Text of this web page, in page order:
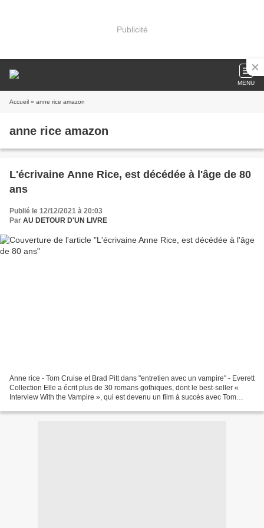
Publicité
MENU
Accueil » anne rice amazon
anne rice amazon
L'écrivaine Anne Rice, est décédée à l'âge de 80
ans
Publié le 12/12/2021 à 20:03
Par AU DETOUR D'UN LIVRE
Anne rice - Tom Cruise et Brad Pitt dans "entretien avec un vampire" - Everett
Collection Elle a écrit plus de 30 romans gothiques, dont le best-seller «
Interview With the Vampire », qui est devenu un film à succès avec Tom